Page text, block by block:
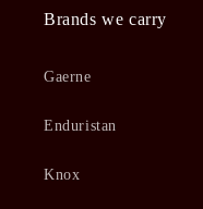
Brands we carry
Gaerne
Enduristan
Knox